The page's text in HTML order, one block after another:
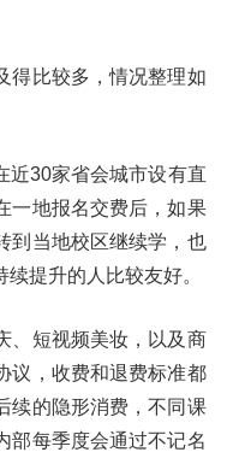
得比较多，情况整理如
近30家省会城市设有直
一地报名交费后，如果
到当地校区继续学，也
提升的人比较友好。
、短视频美妆，以及商
议，收费和退费标准都
续的隐形消费，不同课
部每季度会通过不记名